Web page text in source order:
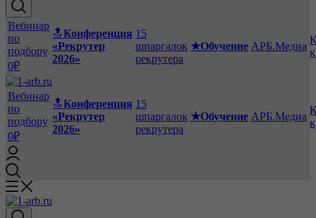
Вебинар
по
подбору
0₽
🔝Конференция
«Рекрутер
2026»
15
шпаргалок
рекрутера
★Обучение АРБ.Медиа
Вебинар
по
подбору
0₽
🔝Конференция
«Рекрутер
2026»
15
шпаргалок
рекрутера
★Обучение АРБ.Медиа